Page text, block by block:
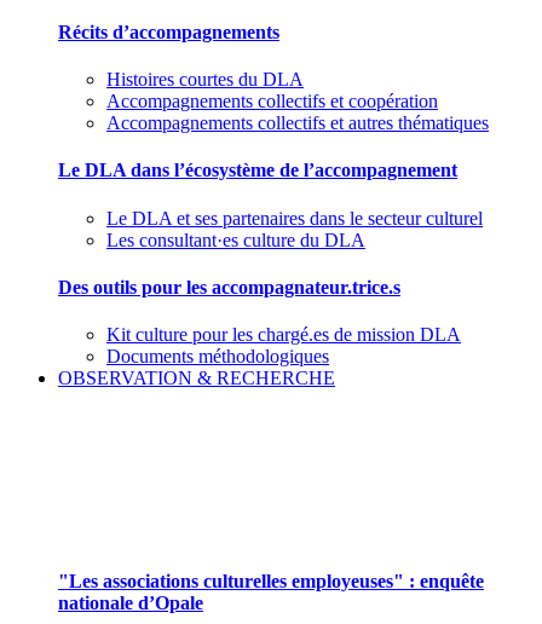
Récits d’accompagnements
Histoires courtes du DLA
Accompagnements collectifs et coopération
Accompagnements collectifs et autres thématiques
Le DLA dans l’écosystème de l’accompagnement
Le DLA et ses partenaires dans le secteur culturel
Les consultant·es culture du DLA
Des outils pour les accompagnateur.trice.s
Kit culture pour les chargé.es de mission DLA
Documents méthodologiques
OBSERVATION & RECHERCHE
"Les associations culturelles employeuses" : enquête
nationale d’Opale